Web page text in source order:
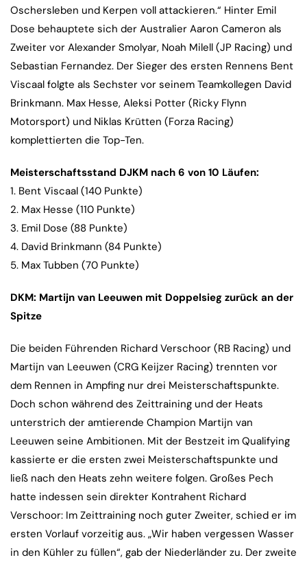
Oschersleben und Kerpen voll attackieren.“ Hinter Emil
Dose behauptete sich der Australier Aaron Cameron als
Zweiter vor Alexander Smolyar, Noah Milell (JP Racing) und
Sebastian Fernandez. Der Sieger des ersten Rennens Bent
Viscaal folgte als Sechster vor seinem Teamkollegen David
Brinkmann. Max Hesse, Aleksi Potter (Ricky Flynn
Motorsport) und Niklas Krütten (Forza Racing)
komplettierten die Top-Ten.
Meisterschaftsstand DJKM nach 6 von 10 Läufen:
1. Bent Viscaal (140 Punkte)
2. Max Hesse (110 Punkte)
3. Emil Dose (88 Punkte)
4. David Brinkmann (84 Punkte)
5. Max Tubben (70 Punkte)
DKM: Martijn van Leeuwen mit Doppelsieg zurück an der
Spitze
Die beiden Führenden Richard Verschoor (RB Racing) und
Martijn van Leeuwen (CRG Keijzer Racing) trennten vor
dem Rennen in Ampfing nur drei Meisterschaftspunkte.
Doch schon während des Zeittraining und der Heats
unterstrich der amtierende Champion Martijn van
Leeuwen seine Ambitionen. Mit der Bestzeit im Qualifying
kassierte er die ersten zwei Meisterschaftspunkte und
ließ nach den Heats zehn weitere folgen. Großes Pech
hatte indessen sein direkter Kontrahent Richard
Verschoor: Im Zeittraining noch guter Zweiter, schied er im
ersten Vorlauf vorzeitig aus. „Wir haben vergessen Wasser
in den Kühler zu füllen“, gab der Niederländer zu. Der zweite